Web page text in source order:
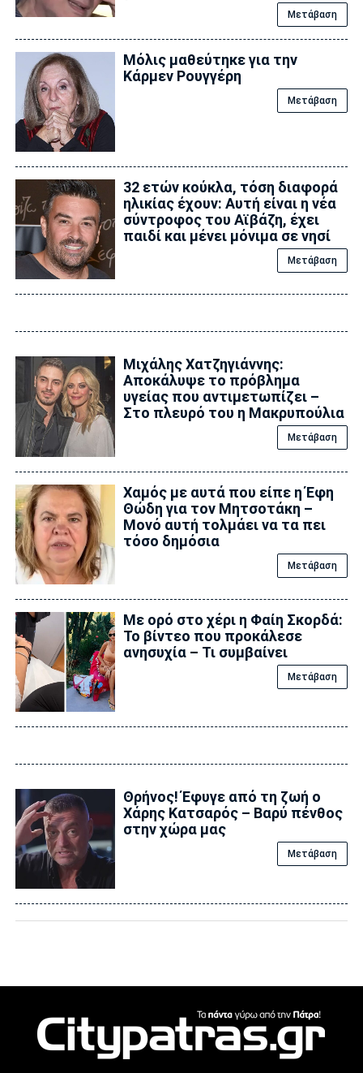
Μετάβαση
Μόλις μαθεύτηκε για την
Κάρμεν Ρουγγέρη
Μετάβαση
32 ετών κούκλα, τόση διαφορά
ηλικίας έχουν: Αυτή είναι η νέα
σύντροφος του Αϊβάζη, έχει
παιδί και μένει μόνιμα σε νησί
Μετάβαση
Μιχάλης Χατζηγιάννης:
Αποκάλυψε το πρόβλημα
υγείας που αντιμετωπίζει –
Στο πλευρό του η Μακρυπούλια
Μετάβαση
Χαμός με αυτά που είπε η Έφη
Θώδη για τον Μητσοτάκη –
Μονό αυτή τολμάει να τα πει
τόσο δημόσια
Μετάβαση
Με ορό στο χέρι η Φαίη Σκορδά:
Το βίντεο που προκάλεσε
ανησυχία – Τι συμβαίνει
Μετάβαση
Θρήνος! Έφυγε από τη ζωή ο
Χάρης Κατσαρός – Βαρύ πένθος
στην χώρα μας
Μετάβαση